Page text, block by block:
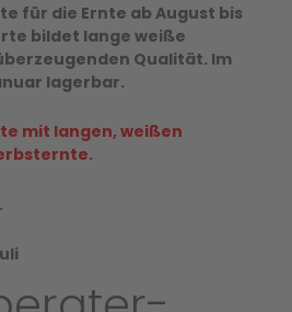
für die Ernte ab August bis
bildet lange weiße
Qualität. Im
lagerbar.
mit langen, weißen